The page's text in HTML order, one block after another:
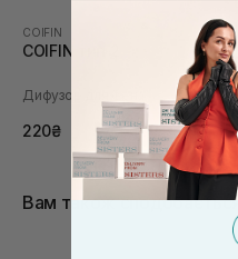
COIFIN
COIFIN тип 2
Дифузор для фена
220₴
Вам також сподобається